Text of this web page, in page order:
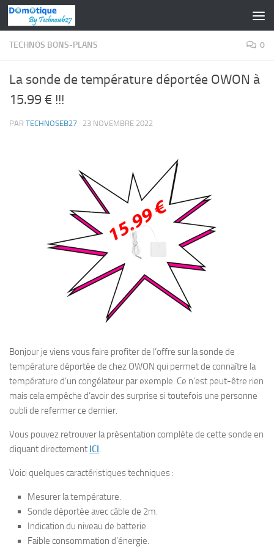
Skip to content
TECHNOS BONS-PLANS 0
La sonde de température déportée OWON à
15.99 € !!!
PAR TECHNOSEB27 · 23 NOVEMBRE 2022
Bonjour je viens vous faire profiter de l’offre sur la sonde de
température déportée de chez OWON qui permet de connaître la
température d’un congélateur par exemple. Ce n’est peut-être rien
mais cela empêche d’avoir des surprise si toutefois une personne
oubli de refermer ce dernier.
Vous pouvez retrouver la présentation complète de cette sonde en
cliquant directement ICI.
Voici quelques caractéristiques techniques :
Mesurer la température.
Sonde déportée avec câble de 2m.
Indication du niveau de batterie.
Faible consommation d’énergie.